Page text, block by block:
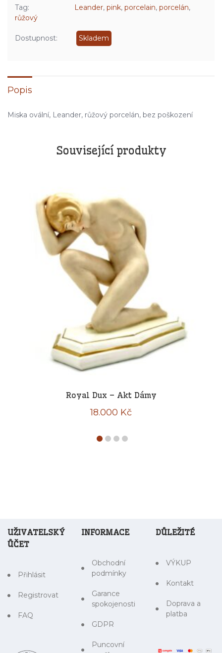
Tag:
Leander, pink, porcelain, porcelán,
růžový
Dostupnost: Skladem
Popis
Miska ovální, Leander, růžový porcelán, bez poškození
Související produkty
Royal Dux – Akt Dámy
18.000 Kč
UŽIVATELSKÝ
ŮČET
Přihlásit
Registrovat
FAQ
INFORMACE
Obchodní
podmínky
Garance
spokojenosti
GDPR
Puncovní
DŮLEŽITÉ
VÝKUP
Kontakt
Doprava a
platba